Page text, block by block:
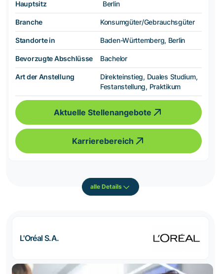
Hauptsitz Berlin
Branche Konsumgüter/Gebrauchsgüter
Standorte in Baden-Württemberg, Berlin
Bevorzugte Abschlüsse Bachelor
Art der Anstellung
Direkteinstieg, Duales Studium,
Festanstellung, Praktikum
Aktuelle Stellenangebote
Karrierebereich
alle Details
L'Oréal S.A.